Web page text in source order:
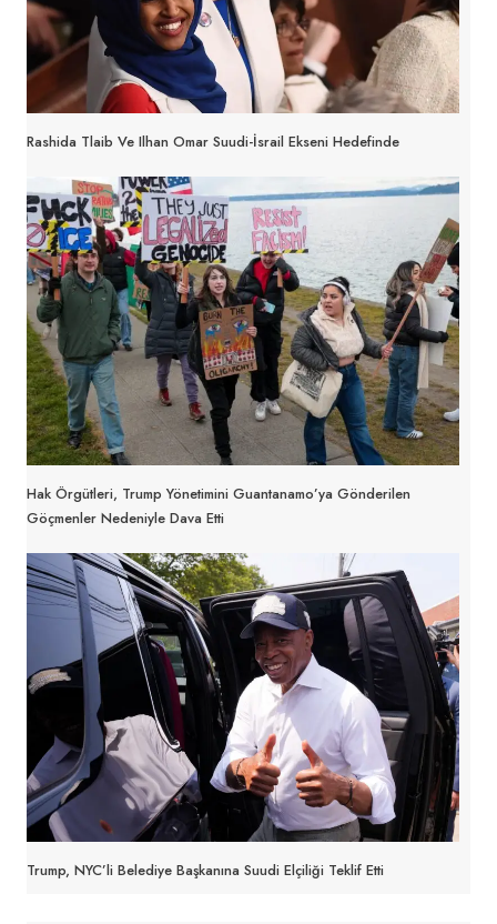
Rashida Tlaib Ve Ilhan Omar Suudi-İsrail Ekseni Hedefinde
Hak Örgütleri, Trump Yönetimini Guantanamo’ya Gönderilen
Göçmenler Nedeniyle Dava Etti
Trump, NYC’li Belediye Başkanına Suudi Elçiliği Teklif Etti